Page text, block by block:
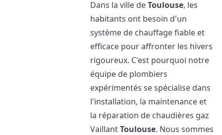
Dans la ville deToulouse, les
habitants ont besoin d'un
système de chauffage fiable et
efficace pour affronter les hivers
rigoureux. C'est pourquoi notre
équipe de plombiers
expérimentés se spécialise dans
l'installation, la maintenance et
la réparation de chaudières gaz
VaillantToulouse. Nous sommes